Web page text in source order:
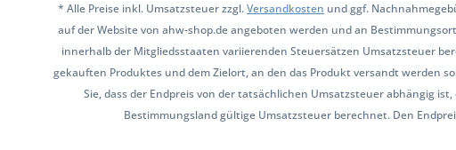
* Alle Preise inkl. Umsatzsteuer zzgl.Versandkosten und ggf.
auf der Website von ahw-shop.de angeboten werden und an
innerhalb der Mitgliedsstaaten variierenden Steuersätzen Umsatzsteuer
gekauften Produktes und dem Zielort, an den das Produkt versandt werden
Sie, dass der Endpreis von der tatsächlichen Umsatzsteuer abhängig
Bestimmungsland gültige Umsatzsteuer berechnet. Den